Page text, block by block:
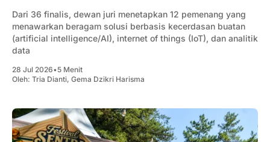
Dari 36 finalis, dewan juri menetapkan 12 pemenang yang
menawarkan beragam solusi berbasis kecerdasan buatan
(artificial intelligence/AI), internet of things (IoT), dan analitik
data
28 Jul 2026•5 Menit
Oleh: Tria Dianti, Gema Dzikri Harisma